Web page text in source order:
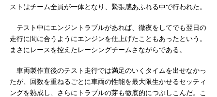
ストはチーム全員が一体となり、緊張感あふれる中で行われた。
テスト中にエンジントラブルがあれば、徹夜をしてでも翌日の
走行に間に合うようにエンジンを仕上げたこともあったという。
まさにレースを控えたレーシングチームさながらである。
車両製作直後のテスト走行では満足のいくタイムを出せなかっ
たが、回数を重ねるごとに車両の性能を最大限生かせるセッティ
ングを熟成し、さらにトラブルの芽も徹底的につぶしこんだ。こ